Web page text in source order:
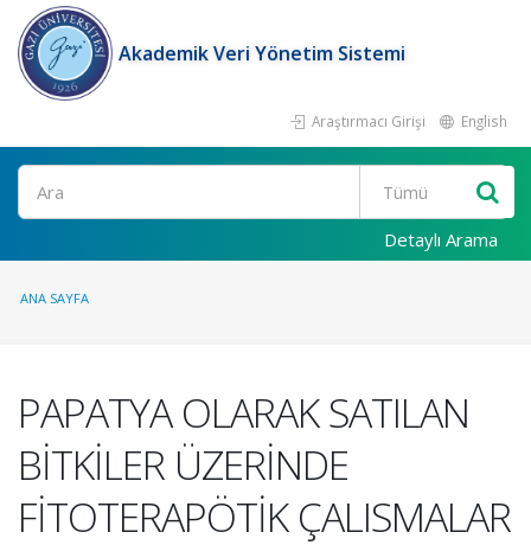
Akademik Veri Yönetim Sistemi
Araştırmacı Girişi English
Ara
Detaylı Arama
ANA SAYFA
PAPATYA OLARAK SATILAN
BİTKİLER ÜZERİNDE
FİTOTERAPÖTİK ÇALISMALAR